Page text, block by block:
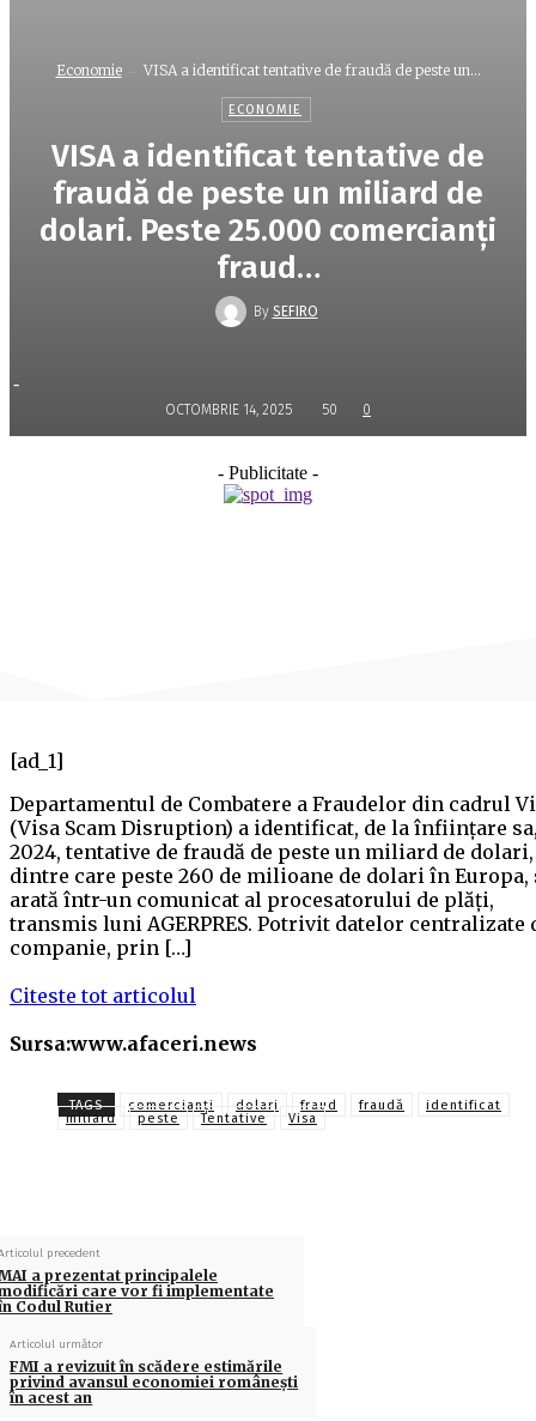
Economie VISA a identificat tentative de fraudă de peste un...
ECONOMIE
VISA a identificat tentative de
fraudă de peste un miliard de
dolari. Peste 25.000 comercianți
fraud…
By SEFIRO
-
OCTOMBRIE 14, 2025 50 0
- Publicitate -
[ad_1]
Departamentul de Combatere a Fraudelor din cadrul
(Visa Scam Disruption) a identificat, de la înființare
2024, tentative de fraudă de peste un miliard de dolari,
dintre care peste 260 de milioane de dolari în Europa,
arată într-un comunicat al procesatorului de plăți,
transmis luni AGERPRES. Potrivit datelor centralizate
companie, prin […]
Citeste tot articolul
Sursa:www.afaceri.news
TAGS comercianți dolari fraud fraudă
identificat
miliard
peste Tentative Visa
precedent
a prezentat principalele
care vor fi implementate
Codul Rutier
Articolul următor
FMI a revizuit în scădere estimările
privind avansul economiei românești
în acest an